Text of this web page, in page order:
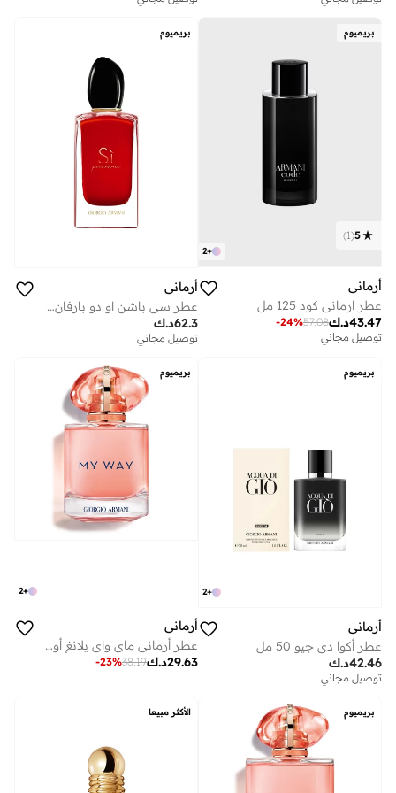
بريميوم
+
2
5
(
1
)
أرماني
عطر ارماني كود 125 مل
د.ك43.47
57.08
-24%
توصيل مجاني
بريميوم
أرماني
عطر سي باشن او دو بارفان- 50 مل
د.ك62.3
توصيل مجاني
بريميوم
+
2
أرماني
عطر أكوا دي جيو 50 مل
د.ك42.46
توصيل مجاني
بريميوم
+
2
أرماني
عطر أرماني ماي واي يلانغ أو دو بارفان 50 مل
د.ك29.63
38.19
-23%
بريميوم الأكثر مبيعا